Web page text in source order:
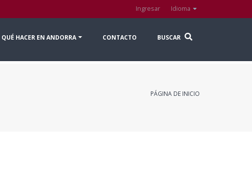
Ingresar Idioma
QUÉ HACER EN ANDORRA CONTACTO BUSCAR
PÁGINA DE INICIO